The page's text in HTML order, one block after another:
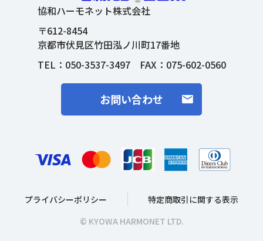
協和ハーモネット株式会社
〒612-8454
京都市伏見区竹田泓ノ川町17番地
TEL： 050-3537-3497FAX：075-602-0560
お問い合わせ
プライバシーポリシー
特定商取引に関する表示
© KYOWA HARMONET LTD.